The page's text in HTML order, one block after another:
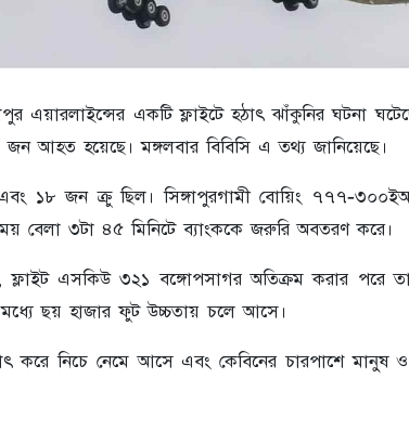
এয়ারলাইন্সের একটি ফ্লাইটে হঠাৎ ঝাঁকুনির ঘটনা
আহত হয়েছে। মঙ্গলবার বিবিসি এ তথ্য জানিয়েছে।
১৮ জন ক্রু ছিল। সিঙ্গাপুরগামী বোয়িং ৭৭৭-৩০০ইআর
বেলা ৩টা ৪৫ মিনিটে ব্যাংককে জরুরি অবতরণ করে।
ফ্লাইট এসকিউ ৩২১ বঙ্গোপসাগর অতিক্রম করার পরে
ছয় হাজার ফুট উচ্চতায় চলে আসে।
করে নিচে নেমে আসে এবং কেবিনের চারপাশে মানুষ